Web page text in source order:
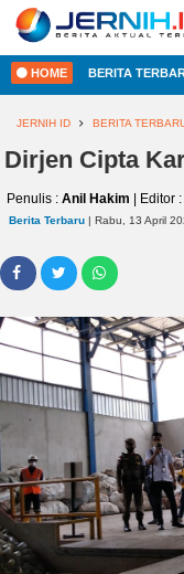
HOME
NASIONAL
INTERNASIONAL
EKOBIS
POLITIK
HUKUM
ADVERTORIAL
FOTO
VIDEO
PESONA
JAMBI
INDONESIA
DUNIA
HEALTH
PROPERTY
LIFESTYLE
2022
JERNIH.ID
•
Developed
HOME BERITA
JERNIH ID BERITA
Dirjen Cipta
Penulis : Anil Hakim | Editor :
Berita Terbaru | Rabu, 13 April